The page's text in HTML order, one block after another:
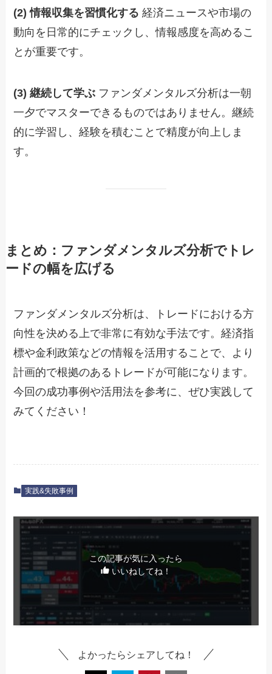
(2) 情報収集を習慣化する 経済ニュースや市場の
動向を日常的にチェックし、情報感度を高めるこ
とが重要です。
(3) 継続して学ぶ ファンダメンタルズ分析は一朝
一夕でマスターできるものではありません。継続
的に学習し、経験を積むことで精度が向上しま
す。
まとめ：ファンダメンタルズ分析でトレ
ードの幅を広げる
ファンダメンタルズ分析は、トレードにおける方
向性を決める上で非常に有効な手法です。経済指
標や金利政策などの情報を活用することで、より
計画的で根拠のあるトレードが可能になります。
今回の成功事例や活用法を参考に、ぜひ実践して
みてください！
実践&失敗事例
この記事が気に入ったら
いいねしてね！
よかったらシェアしてね！